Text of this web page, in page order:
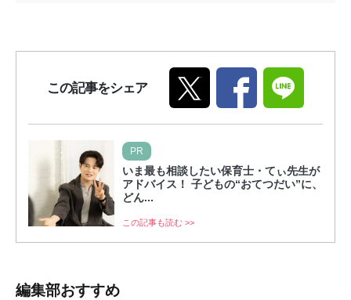
この記事をシェア
PR
いま最も相談したい保育士・てぃ先生が
アドバイス！ 子どもの“おてつだい”に、
どん...
この記事も読む >>
編集部おすすめ